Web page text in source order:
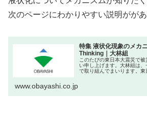
次のページにわかりやすい説明ががあ
特集 液状化現象のメカ
Thinking｜大林組
このたびの東日本大震災で
い申し上げます。大林組は
で取り組んでまいります。
www.obayashi.co.jp